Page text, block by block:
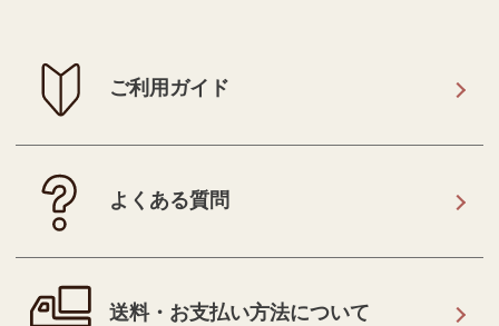
ご利用ガイド
よくある質問
送料・お支払い方法について